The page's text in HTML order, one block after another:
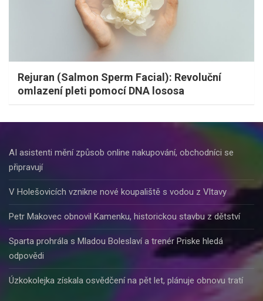
Rejuran (Salmon Sperm Facial): Revoluční
omlazení pleti pomocí DNA lososa
AI asistenti mění způsob online nakupování, obchodníci se
připravují
V Holešovicích vznikne nové koupaliště s vodou z Vltavy
Petr Makovec obnovil Kamenku, historickou stavbu z dětství
Sparta prohrála s Mladou Boleslaví a trenér Priske hledá
odpovědi
Úzkokolejka získala osvědčení na pět let, plánuje obnovu tratí